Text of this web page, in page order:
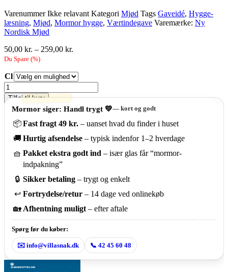
VarenummerIkke relavant Kategori Mjød Tags Gaveidé, Hygge-
læsning, Mjød, Mormor hygge, Værtindegave Varemærke: Ny
Nordisk Mjød
50,00 kr. – 259,00 kr.
259,00 kr.
Du Spare (%)
Cl
Aronia
Mjød
35
eller
antal
Tilføj til kurv
Mormor siger: Handl trygt 💛— kort og godt
📦Fast fragt 49 kr. – uanset hvad du finder i huset
🚚 Hurtig afsendelse – typisk indenfor 1–2 hverdage
🧺 Pakket ekstra godt ind – især glas får “mormor-
indpakning”
🔒 Sikker betaling – trygt og enkelt
↩️ Fortrydelse/retur – 14 dage ved onlinekøb
🏡 Afhentning muligt – efter aftale
Spørg før du køber:
✉️ info@villasnak.dk 📞 42 45 60 48